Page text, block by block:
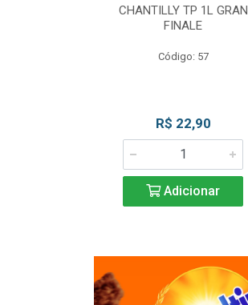
CHANTILLY TP 1L GRAN
FINALE
Código: 57
R$ 22,90
Adicionar